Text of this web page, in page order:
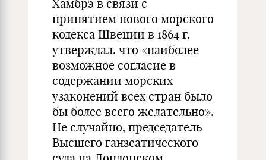
Хамбрэ в связи с
принятием нового морского
кодекса Швеции в 1864 г.
утверждал, что «наиболее
возможное согласие в
содержании морских
узаконений всех стран было
бы более всего желательно».
Не случайно, председатель
Высшего ганзеатического